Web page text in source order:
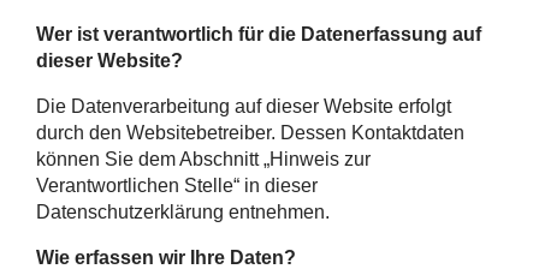
Wer ist verantwortlich für die Datenerfassung auf
dieser Website?
Die Datenverarbeitung auf dieser Website erfolgt
durch den Websitebetreiber. Dessen Kontaktdaten
können Sie dem Abschnitt „Hinweis zur
Verantwortlichen Stelle“ in dieser
Datenschutzerklärung entnehmen.
Wie erfassen wir Ihre Daten?